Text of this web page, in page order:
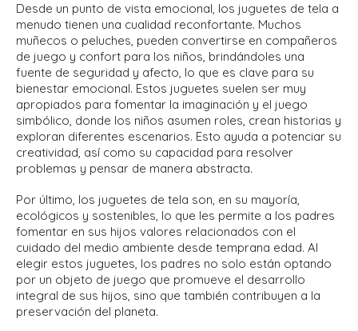
Desde un punto de vista emocional, los juguetes de tela a
menudo tienen una cualidad reconfortante. Muchos
muñecos o peluches, pueden convertirse en compañeros
de juego y confort para los niños, brindándoles una
fuente de seguridad y afecto, lo que es clave para su
bienestar emocional. Estos juguetes suelen ser muy
apropiados para fomentar la imaginación y el juego
simbólico, donde los niños asumen roles, crean historias y
exploran diferentes escenarios. Esto ayuda a potenciar su
creatividad, así como su capacidad para resolver
problemas y pensar de manera abstracta.
Por último, los juguetes de tela son, en su mayoría,
ecológicos y sostenibles, lo que les permite a los padres
fomentar en sus hijos valores relacionados con el
cuidado del medio ambiente desde temprana edad. Al
elegir estos juguetes, los padres no solo están optando
por un objeto de juego que promueve el desarrollo
integral de sus hijos, sino que también contribuyen a la
preservación del planeta.